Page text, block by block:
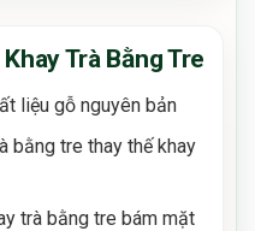
Trà Bằng Tre
liệu gỗ nguyên bản
bằng tre thay thế khay
trà bằng tre bám mặt